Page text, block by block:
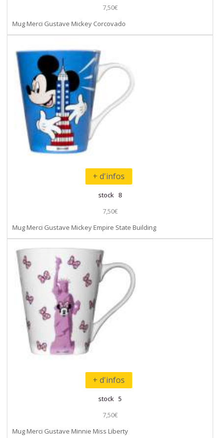
7,50€
Mug Merci Gustave Mickey Corcovado
+ d'infos
stock 8
7,50€
Mug Merci Gustave Mickey Empire State Building
+ d'infos
stock 5
7,50€
Mug Merci Gustave Minnie Miss Liberty